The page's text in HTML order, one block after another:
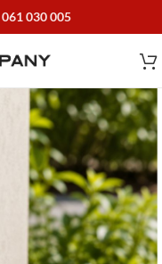
061 030 005